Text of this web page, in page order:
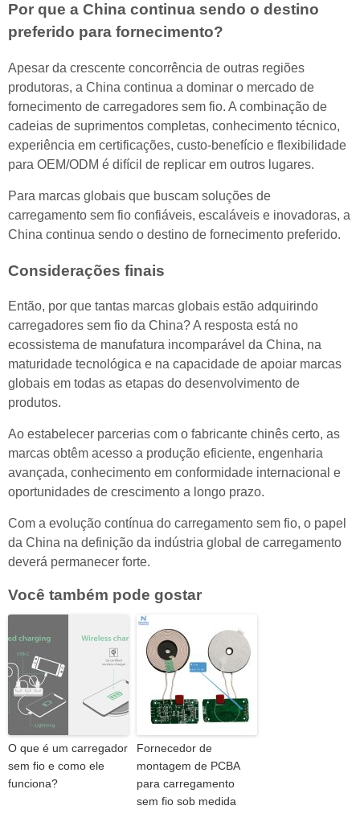
Por que a China continua sendo o destino
preferido para fornecimento?
Apesar da crescente concorrência de outras regiões
produtoras, a China continua a dominar o mercado de
fornecimento de carregadores sem fio. A combinação de
cadeias de suprimentos completas, conhecimento técnico,
experiência em certificações, custo-benefício e flexibilidade
para OEM/ODM é difícil de replicar em outros lugares.
Para marcas globais que buscam soluções de
carregamento sem fio confiáveis, escaláveis e inovadoras, a
China continua sendo o destino de fornecimento preferido.
Considerações finais
Então, por que tantas marcas globais estão adquirindo
carregadores sem fio da China? A resposta está no
ecossistema de manufatura incomparável da China, na
maturidade tecnológica e na capacidade de apoiar marcas
globais em todas as etapas do desenvolvimento de
produtos.
Ao estabelecer parcerias com o fabricante chinês certo, as
marcas obtêm acesso a produção eficiente, engenharia
avançada, conhecimento em conformidade internacional e
oportunidades de crescimento a longo prazo.
Com a evolução contínua do carregamento sem fio, o papel
da China na definição da indústria global de carregamento
deverá permanecer forte.
Você também pode gostar
O que é um carregador
sem fio e como ele
funciona?
Fornecedor de
montagem de PCBA
para carregamento
sem fio sob medida